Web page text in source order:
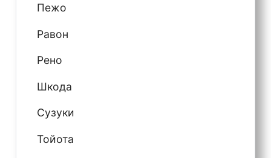
Пежо
Равон
Рено
Шкода
Сузуки
Тойота